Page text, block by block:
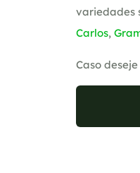
variedades
Carlos,
Caso